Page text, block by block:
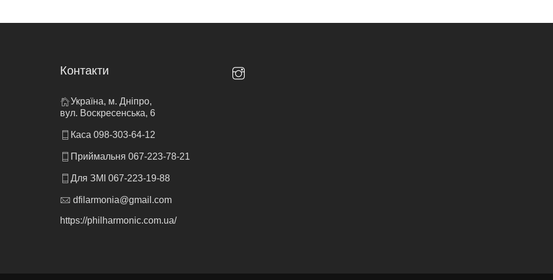
Контакти
Україна, м. Дніпро,
вул. Воскресенська, 6
Каса 098-303-64-12
Приймальня 067-223-78-21
Для ЗМІ 067-223-19-88
dfilarmonia@gmail.com
https://philharmonic.com.ua/